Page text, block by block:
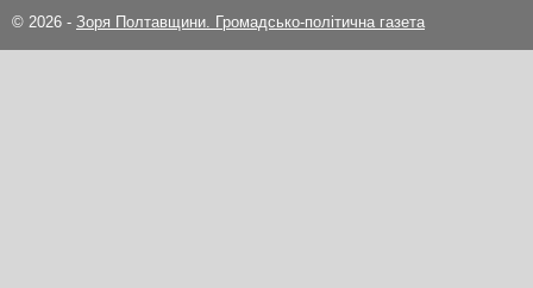
© 2026 - Зоря Полтавщини. Громадсько-політична газета